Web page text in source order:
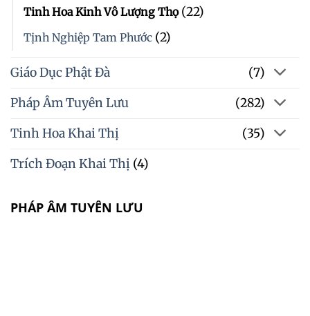
Tinh Hoa Kinh Vô Lượng Thọ(22)
Tịnh Nghiệp Tam Phước (2)
Giáo Dục Phật Đà
(7)
Pháp Âm Tuyên Lưu
(282)
Tinh Hoa Khai Thị
(35)
Trích Đoạn Khai Thị (4)
PHÁP ÂM TUYÊN LƯU